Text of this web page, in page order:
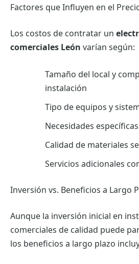
Factores que Influyen en el
Los costos de contratar un
comerciales León varían según:
Tamaño del local y
instalación
Tipo de equipos y
Necesidades
Calidad de materiales
Servicios adicionales
Inversión vs. Beneficios a Largo
Aunque la inversión inicial en
comerciales de calidad puede
los beneficios a largo plazo